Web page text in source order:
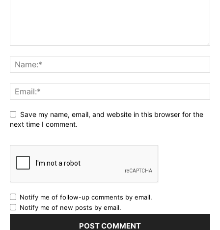
Save my name, email, and website in this browser for the
next time I comment.
Notify me of follow-up comments by email.
Notify me of new posts by email.